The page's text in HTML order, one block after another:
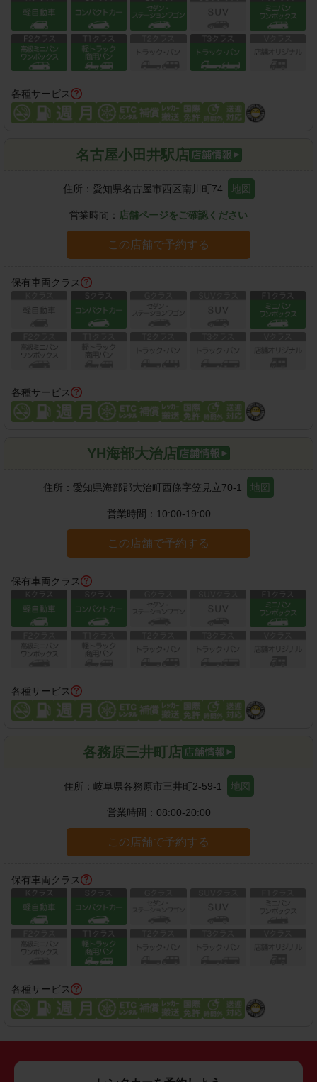
各種サービス
名古屋小田井駅店
住所： 愛知県名古屋市西区南川町74 地図
営業時間： 店舗ページをご確認ください
この店舗で予約する
保有車両クラス
各種サービス
YH海部大治店
住所： 愛知県海部郡大治町西條字笠見立70-1 地図
営業時間： 10:00-19:00
この店舗で予約する
保有車両クラス
各種サービス
各務原三井町店
住所： 岐阜県各務原市三井町2-59-1 地図
営業時間： 08:00-20:00
この店舗で予約する
保有車両クラス
各種サービス